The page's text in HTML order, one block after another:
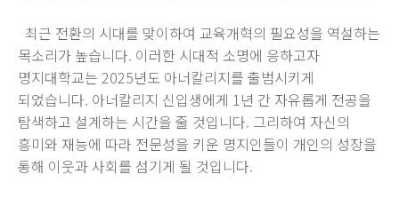
최근 전환의 시대를 맞이하여 교육개혁의 필요성을 역설하는
목소리가 높습니다. 이러한 시대적 소명에 응하고자
명지대학교는 2025년도 아너칼리지를 출범시키게
되었습니다. 아너칼리지 신입생에게 1년 간 자유롭게 전공을
탐색하고 설계하는 시간을 줄 것입니다. 그리하여 자신의
흥미와 재능에 따라 전문성을 키운 명지인들이 개인의 성장을
통해 이웃과 사회를 섬기게 될 것입니다.